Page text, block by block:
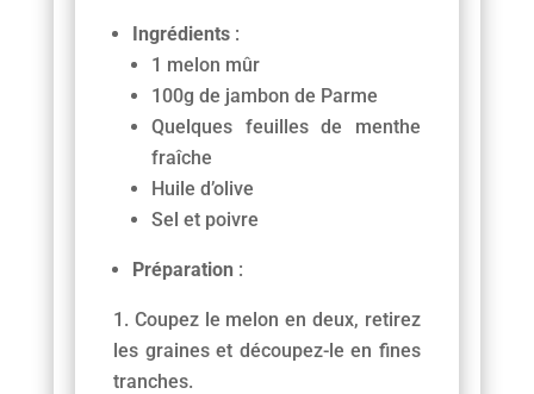
Ingrédients:
1 melon mûr
100g de jambon de Parme
Quelques feuilles de menthe
fraîche
Huile d’olive
Sel et poivre
Préparation :
Coupez le melon en deux, retirez
les graines et découpez-le en fines
tranches.